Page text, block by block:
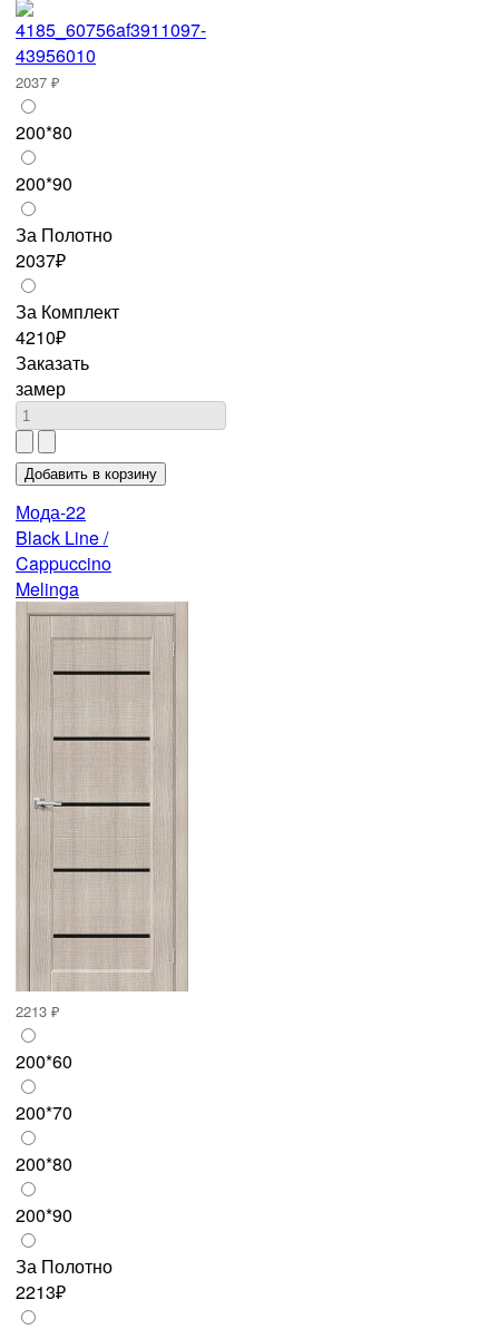
2037 ₽
200*80
200*90
За Полотно
2037₽
За Комплект
4210₽
Заказать
замер
Мода-22
Black Line /
Cappuccino
Melinga
2213 ₽
200*60
200*70
200*80
200*90
За Полотно
2213₽